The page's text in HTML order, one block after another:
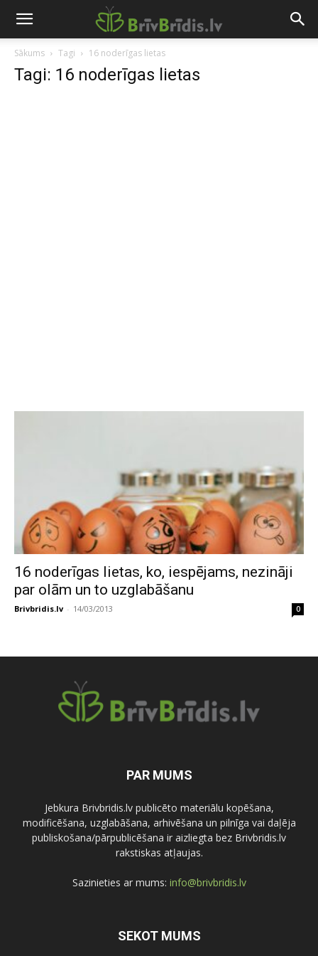
Sākums Tagi 16 noderīgas lietas
Tagi: 16 noderīgas lietas
16 noderīgas lietas, ko, iespējams, nezināji
par olām un to uzglabāšanu
Brivbridis.lv - 14/03/2013 0
PAR MUMS
Jebkura Brivbridis.lv publicēto materiālu kopēšana,
modificēšana, uzglabāšana, arhivēšana un pilnīga vai daļēja
publiskošana/pārpublicēšana ir aizliegta bez Brivbridis.lv
rakstiskas atļaujas.
Sazinieties ar mums: info@brivbridis.lv
SEKOT MUMS